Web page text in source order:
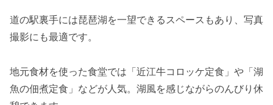
道の駅裏手には琵琶湖を一望できるスペースもあり、写真
撮影にも最適です。
地元食材を使った食堂では「近江牛コロッケ定食」や「湖
魚の佃煮定食」などが人気。湖風を感じながらのんびり休